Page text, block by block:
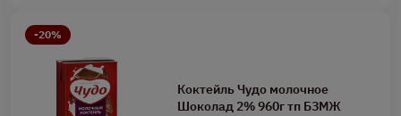
-20%
Коктейль Чудо молочное
Шоколад 2% 960г тп БЗМЖ